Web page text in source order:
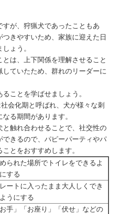
すが、狩猟犬であったこともあ
つきやすいため、家族に迎えた日
ょう。
とは、上下関係を理解させること
していたため、群れのリーダーに
ことを学ばせましょう。
会化期と呼ばれ、犬が様々な刺
る期間があります。
と触れ合わせることで、社交性の
できるので、パピーパーティやパ
とをおすすめします。
られた場所でトイレをできるよ
する
ートに入ったまま大人しくでき
うにする
お手」「お座り」「伏せ」などの